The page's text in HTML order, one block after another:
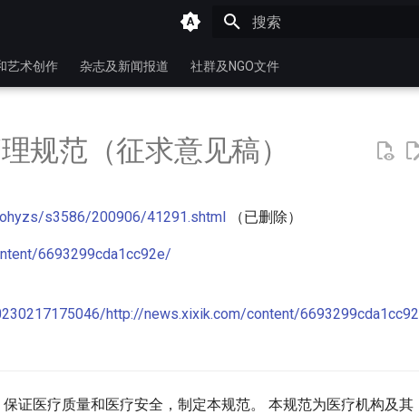
艺术创作 杂志及新闻报道 社群及NGO文件
规范（征求意见稿）
s3586/200906/41291.shtml （已删除）
6693299cda1cc92e/
http://news.xixik.com/content/6693299cda1cc92
证医疗质量和医疗安全，制定本规范。 本规范为医疗机构及其